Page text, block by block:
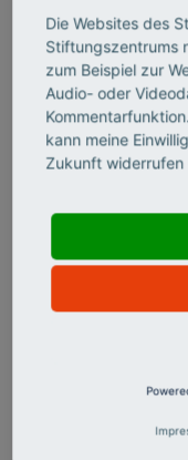
zu stoppen.
stehen sie
viele
Medizin-
undenkbar
HÖREN
ANDREA
Die Websites des
Stiftungszentrums
zum Beispiel zur
Audio- oder
kann meine
Zukunft widerrufen